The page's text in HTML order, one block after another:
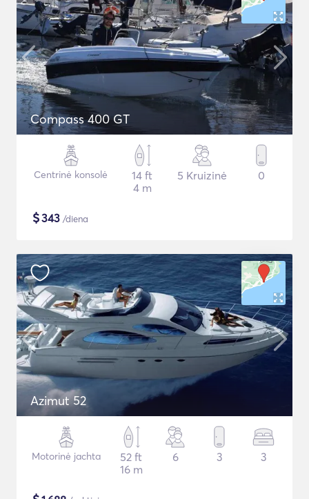
Compass 400 GT
Centrinė konsolė
14 ft
4 m
5 Kruizinė 0
$343 /diena
Azimut 52
Motorinė jachta
52 ft
16 m
6 3 3